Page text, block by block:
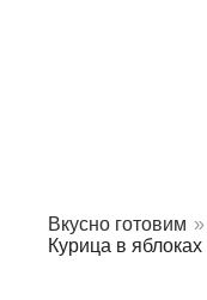
Вкусно готовим »
Курица в яблоках